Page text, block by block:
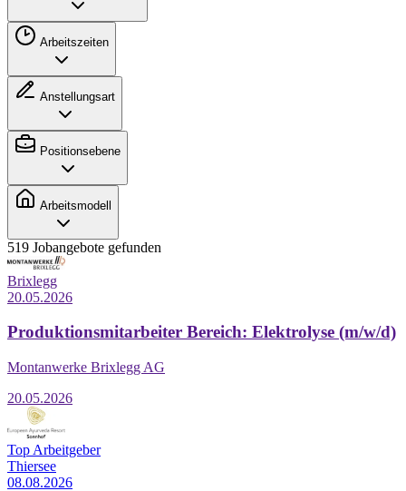
Arbeitszeiten
Anstellungsart
Positionsebene
Arbeitsmodell
519 Jobangebote gefunden
Brixlegg
20.05.2026
Produktionsmitarbeiter Bereich: Elektrolyse (m/w/d)
Montanwerke Brixlegg AG
20.05.2026
Top Arbeitgeber
Thiersee
08.08.2026